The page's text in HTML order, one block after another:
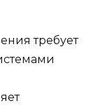
требует